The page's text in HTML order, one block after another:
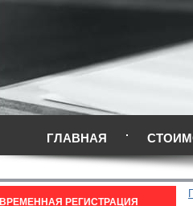
ГЛАВНАЯ
ВРЕМЕННАЯ РЕГИСТРАЦИЯ